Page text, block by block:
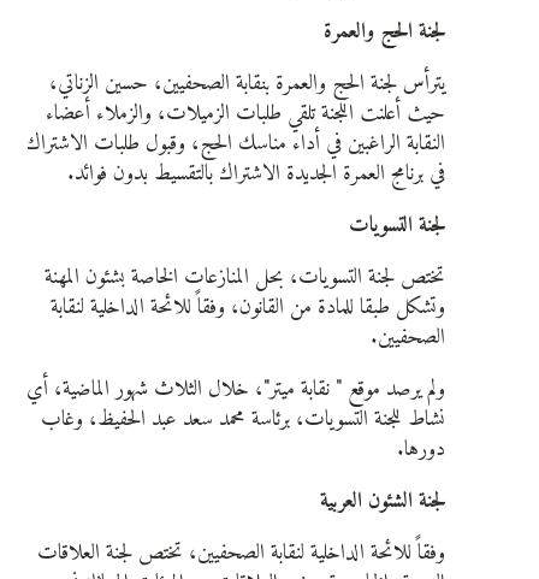
لجنة الحج والعمرة
يترأس لجنة الحج والعمرة بنقابة الصحفيين، حسين الزناتي،
حيث أعلنت اللجنة تلقي طلبات الزميلات، والزملاء أعضاء
النقابة الراغبين في أداء مناسك الحج، وقبول طلبات الاشتراك
في برنامج العمرة الجديدة الاشتراك بالتقسيط بدون فوائد.
لجنة التسويات
تختص لجنة التسويات، بحل المنازعات الخاصة بشئون المهنة
وتشكل طبقا للمادة من القانون، وفقاً للائحة الداخلية لنقابة
الصحفيين.
ولم يرصد موقع " نقابة ميتر"، خلال الثلاث شهور الماضية، أي
نشاط للجنة التسويات، برئاسة محمد سعد عبد الحفيظ، وغاب
دورها.
لجنة الشئون العربية
وفقاً للائحة الداخلية لنقابة الصحفيين، تختص لجنة العلاقات